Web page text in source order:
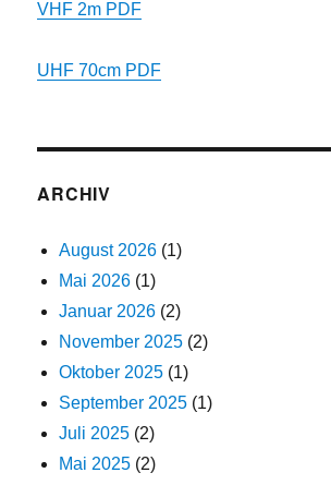
VHF 2m PDF
UHF 70cm PDF
ARCHIV
August 2026 (1)
Mai 2026 (1)
Januar 2026 (2)
November 2025 (2)
Oktober 2025 (1)
September 2025 (1)
Juli 2025 (2)
Mai 2025 (2)